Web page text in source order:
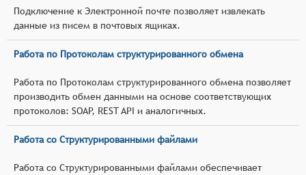
Подключение к Электронной почте позволяет извлекать
данные из писем в почтовых ящиках.
Работа по Протоколам структурированного обмена
Работа по Протоколам структурированного обмена позволяет
производить обмен данными на основе соответствующих
протоколов: SOAP, REST API и аналогичных.
Работа со Структурированными файлами
Работа со Структурированными файлами обеспечивает